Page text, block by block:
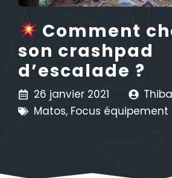
Comment
son crashpad
d’escalade ?
26 janvier 2021
Matos, Focus équipement